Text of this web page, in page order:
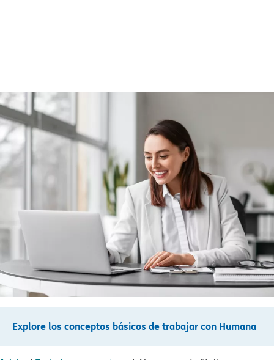
Explore los conceptos básicos de trabajar con Humana​​